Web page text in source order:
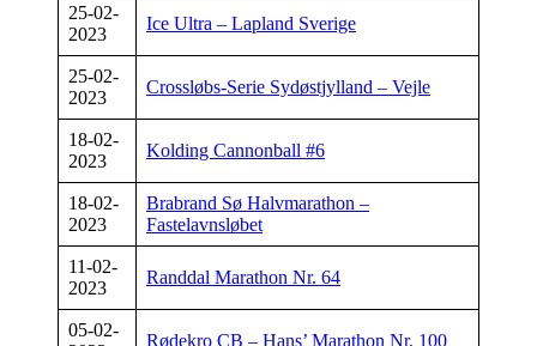
25-02-
2023
Ice Ultra – Lapland Sverige
25-02-
2023
Crossløbs-Serie Sydøstjylland – Vejle
18-02-
2023
Kolding Cannonball #6
18-02-
2023
Brabrand Sø Halvmarathon –
Fastelavnsløbet
11-02-
2023
Randdal Marathon Nr. 64
05-02-
Rødekro CB – Hans’ Marathon Nr. 100